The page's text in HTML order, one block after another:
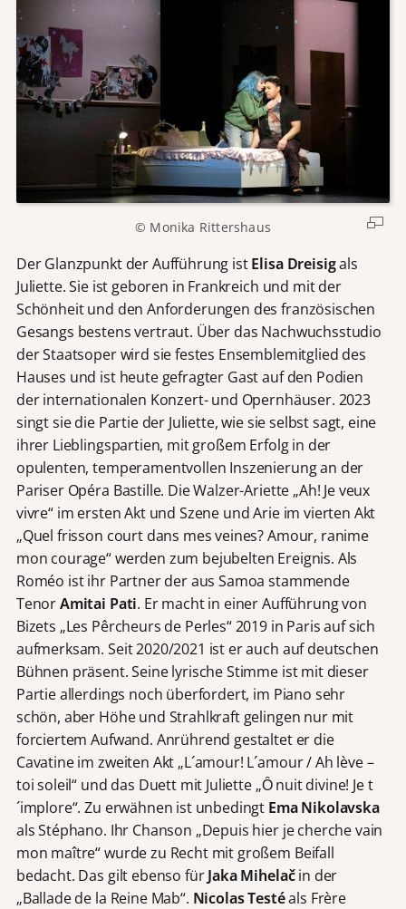
© Monika Rittershaus
Der Glanzpunkt der Aufführung istElisa Dreisigals
Juliette. Sie ist geboren in Frankreich und mit der
Schönheit und den Anforderungen des französischen
Gesangs bestens vertraut. Über das Nachwuchsstudio
der Staatsoper wird sie festes Ensemblemitglied des
Hauses und ist heute gefragter Gast auf den Podien
der internationalen Konzert- und Opernhäuser. 2023
singt sie die Partie der Juliette, wie sie selbst sagt, eine
ihrer Lieblingspartien, mit großem Erfolg in der
opulenten, temperamentvollen Inszenierung an der
Pariser Opéra Bastille. Die Walzer-Ariette „Ah! Je veux
vivre“ im ersten Akt und Szene und Arie im vierten Akt
„Quel frisson court dans mes veines? Amour, ranime
mon courage“ werden zum bejubelten Ereignis. Als
Roméo ist ihr Partner der aus Samoa stammende
TenorAmitai Pati. Er macht in einer Aufführung von
Bizets „Les Pêrcheurs de Perles“ 2019 in Paris auf sich
aufmerksam. Seit 2020/2021 ist er auch auf deutschen
Bühnen präsent. Seine lyrische Stimme ist mit dieser
Partie allerdings noch überfordert, im Piano sehr
schön, aber Höhe und Strahlkraft gelingen nur mit
forciertem Aufwand. Anrührend gestaltet er die
Cavatine im zweiten Akt „L´amour! L´amour / Ah lève –
toi soleil“ und das Duett mit Juliette „Ȏ nuit divine! Je t
´implore“. Zu erwähnen ist unbedingt Ema Nikolavska
als Stéphano. Ihr Chanson „Depuis hier je cherche vain
mon maître“ wurde zu Recht mit großem Beifall
bedacht. Das gilt ebenso fürJaka Mihelačin der
„Ballade de la Reine Mab“. Nicolas Testéals Frère